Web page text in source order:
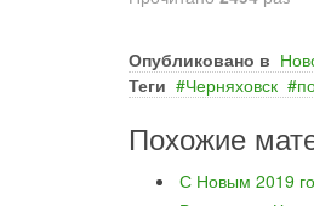
Опубликовано в
Теги
Черняховск
Похожие
С Новым 2019